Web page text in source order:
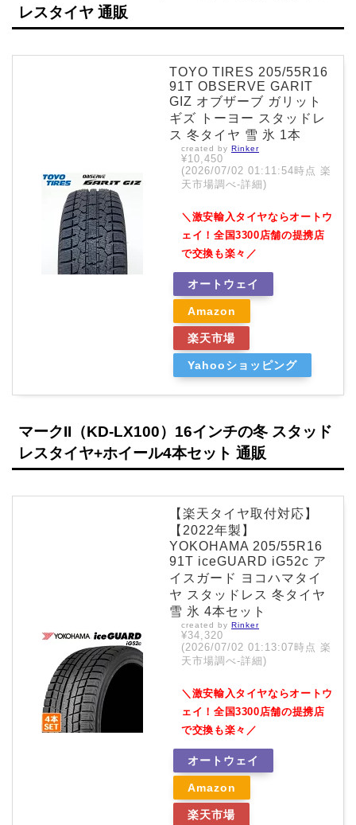
レスタイヤ 通販
TOYO TIRES 205/55R16
91T OBSERVE GARIT
GIZ オブザーブ ガリット
ギズ トーヨー スタッドレ
ス 冬タイヤ 雪 氷 1本
created by Rinker
¥10,450
(2026/07/02 01:11:54時点 楽
天市場調べ-詳細)
＼激安輸入タイヤならオートウ
ェイ！全国3300店舗の提携店
で交換も楽々／
オートウェイ
Amazon
楽天市場
Yahooショッピング
マークII（KD-LX100）16インチの冬 スタッド
レスタイヤ+ホイール4本セット 通販
【楽天タイヤ取付対応】
【2022年製】
YOKOHAMA 205/55R16
91T iceGUARD iG52c ア
イスガード ヨコハマタイ
ヤ スタッドレス 冬タイヤ
雪 氷 4本セット
created by Rinker
¥34,320
(2026/07/02 01:13:07時点 楽
天市場調べ-詳細)
＼激安輸入タイヤならオートウ
ェイ！全国3300店舗の提携店
で交換も楽々／
オートウェイ
Amazon
楽天市場